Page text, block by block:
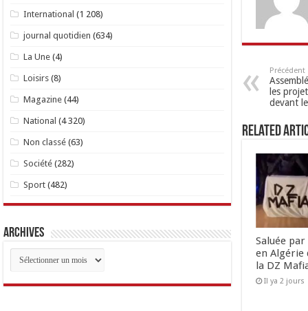
Précédent
les
devant
Related
Saluée
en Algérie
la DZ
Il ya 2 jours
International (1 208)
journal quotidien (634)
La Une (4)
Loisirs (8)
Magazine (44)
National (4 320)
Non classé (63)
Société (282)
Sport (482)
Archives
Archives